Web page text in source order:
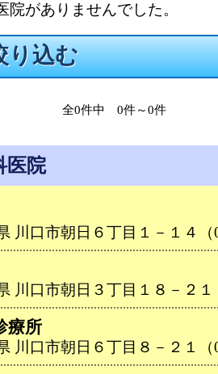
がありませんでした。
り込む
全0件中 0件～0件
医院
川口市朝日６丁目１－１４（
川口市朝日３丁目１８－２１
療所
川口市朝日６丁目８－２１（